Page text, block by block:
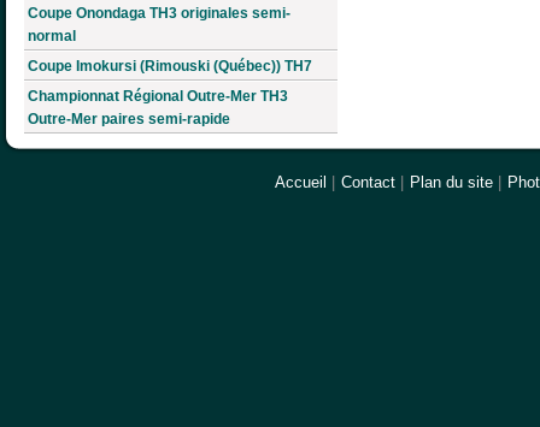
Coupe Onondaga TH3 originales semi-
normal
Coupe Imokursi (Rimouski (Québec)) TH7
Championnat Régional Outre-Mer TH3
Outre-Mer paires semi-rapide
Accueil Contact Plan du site